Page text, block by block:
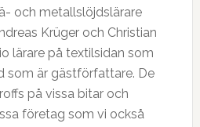
och metallslöjdslärare
Krüger och Christian
lärare på textilsidan som
som är gästförfattare. De
på vissa bitar och
företag som vi också